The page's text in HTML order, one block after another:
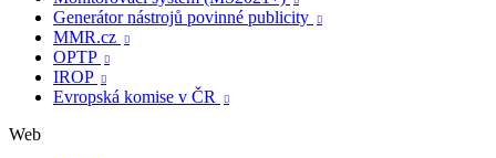
Generátor nástrojů povinné publicity 
MMR.cz 
OPTP 
IROP 
Evropská komise v ČR 
Web